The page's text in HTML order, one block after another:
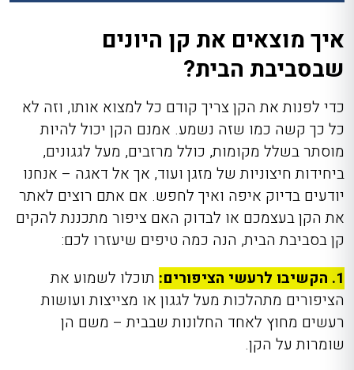
איך מוצאים את קן היונים
שבסביבת הבית?
כדי לפנות את הקן צריך קודם כל למצוא אותו, וזה לא
כל כך קשה כמו שזה נשמע. אמנם הקן יכול להיות
מוסתר בשלל מקומות, כולל מרזבים, מעל לגגונים,
ביחידות חיצוניות של מזגן ועוד, אך אל דאגה – אנחנו
יודעים בדיוק איפה ואיך לחפש. אם אתם רוצים לאתר
את הקן בעצמכם או לבדוק האם ציפור מתכננת להקים
קן בסביבת הבית, הנה כמה טיפים שיעזרו לכם:
1. הקשיבו לרעשי הציפורים:
תוכלו לשמוע את
הציפורים מתהלכות מעל לגגון או מצייצות ועושות
רעשים מחוץ לאחד החלונות שבבית – משם הן
שומרות על הקן.